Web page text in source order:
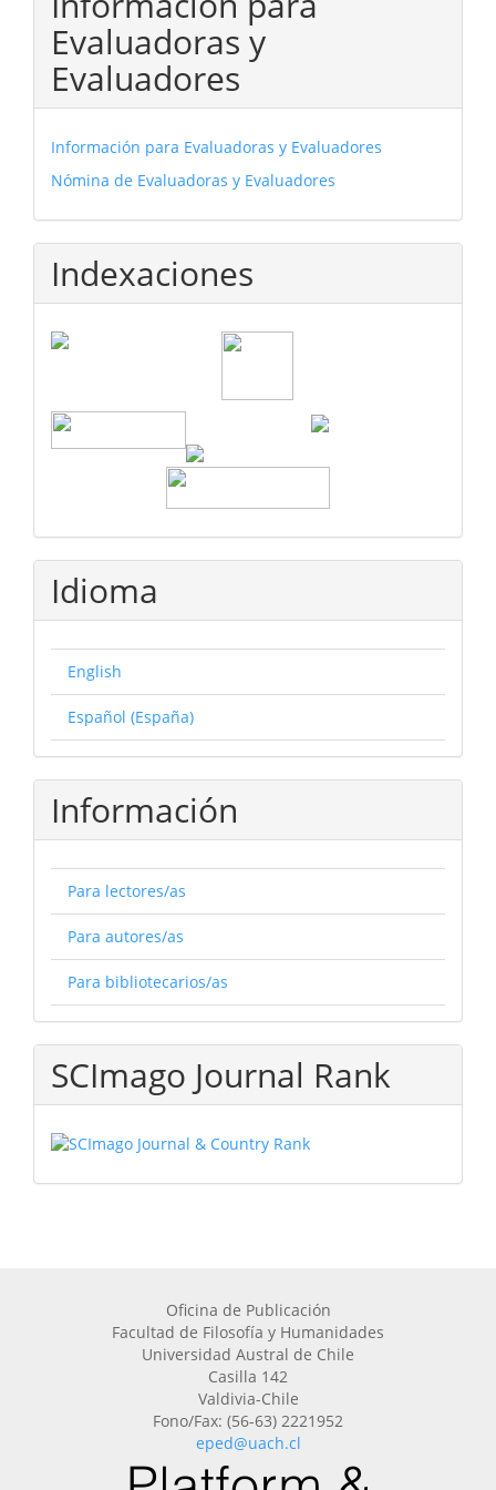
Evaluadoras y
Evaluadores
Información para Evaluadoras y Evaluadores
Nómina de Evaluadoras y Evaluadores
Indexaciones
Idioma
English
Español (España)
Información
Para lectores/as
Para autores/as
Para bibliotecarios/as
SCImago Journal Rank
Oficina de Publicación
Facultad de Filosofía y Humanidades
Universidad Austral de Chile
Casilla 142
Valdivia-Chile
Fono/Fax: (56-63) 2221952
eped@uach.cl